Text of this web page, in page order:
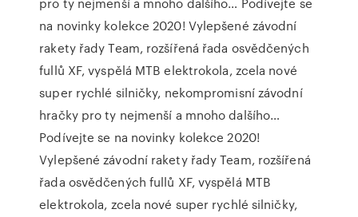
na novinky kolekce 2020! Vylepšené závodní
rakety řady Team, rozšířená řada osvědčených
fullů XF, vyspělá MTB elektrokola, zcela nové
super rychlé silničky, nekompromisní závodní
hračky pro ty nejmenší a mnoho dalšího…
Podívejte se na novinky kolekce 2020!
Vylepšené závodní rakety řady Team, rozšířená
řada osvědčených fullů XF, vyspělá MTB
elektrokola, zcela nové super rychlé silničky,